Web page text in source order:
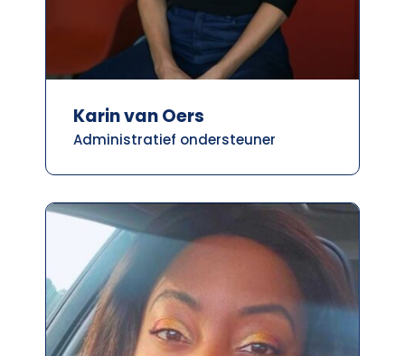
Karin van Oers
Administratief ondersteuner